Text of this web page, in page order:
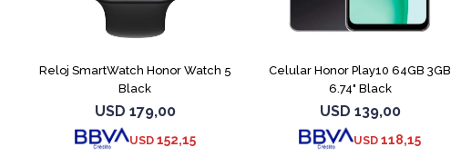
Reloj SmartWatch Honor Watch 5
Black
USD 179,00
USD 152,15
Celular Honor Play10 64GB 3GB
6.74" Black
USD 139,00
USD 118,15
COMPARAR